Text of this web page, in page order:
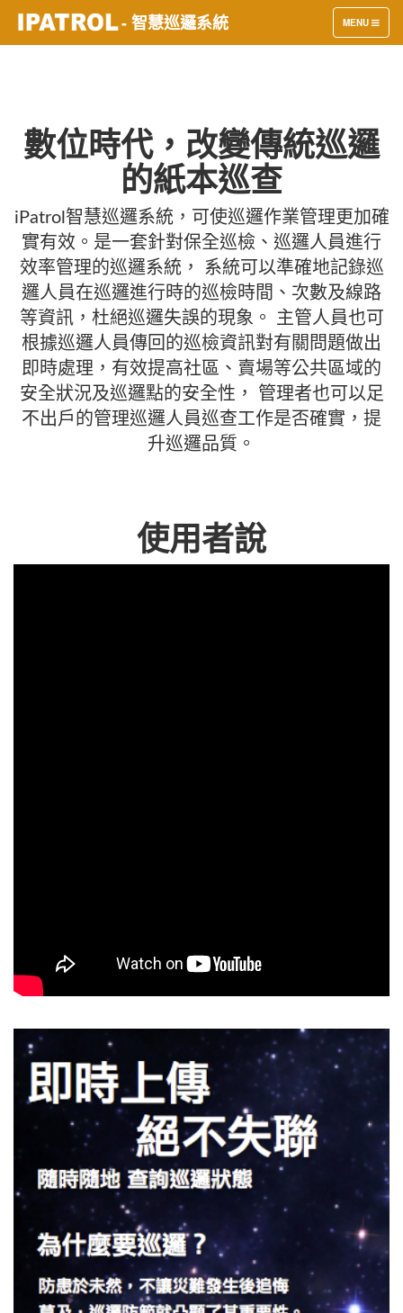
TOGGLE
NAVIGATION
MENU
- 智慧巡邏系統
數位時代，改變傳統巡邏
的紙本巡查
iPatrol智慧巡邏系統，可使巡邏作業管理更加確
實有效。是一套針對保全巡檢、巡邏人員進行
效率管理的巡邏系統， 系統可以準確地記錄巡
邏人員在巡邏進行時的巡檢時間、次數及線路
等資訊，杜絕巡邏失誤的現象。 主管人員也可
根據巡邏人員傳回的巡檢資訊對有關問題做出
即時處理，有效提高社區、賣場等公共區域的
安全狀況及巡邏點的安全性， 管理者也可以足
不出戶的管理巡邏人員巡查工作是否確實，提
升巡邏品質。
使用者說